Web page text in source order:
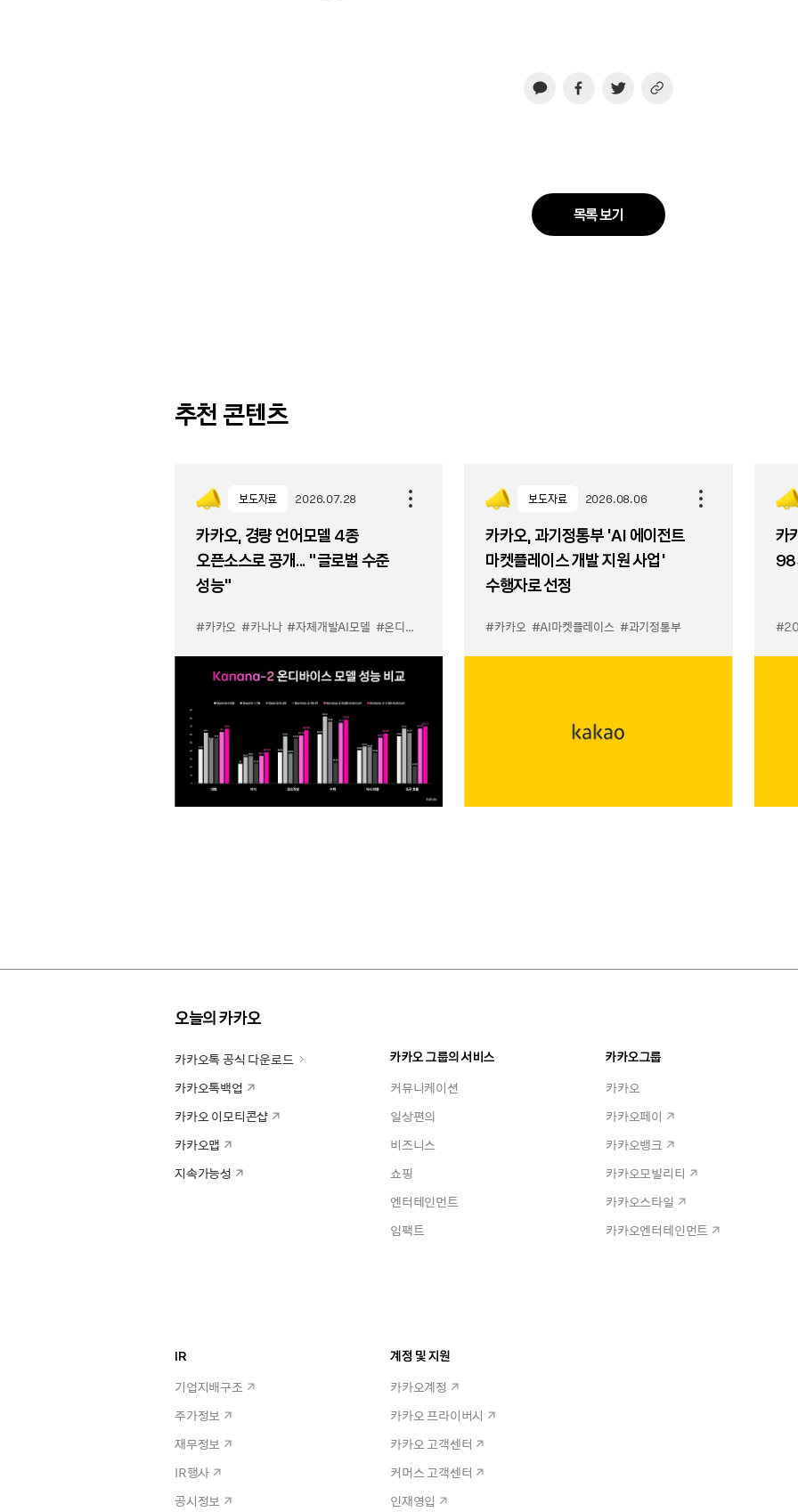
목록 보기
추천 콘텐츠
보도자료 2026.07.28
카카오, 경량 언어모델 4종
오픈소스로 공개... “글로벌 수준
성능”
#카카오 #카나나 #자체개발AI모델 #온디바이스
보도자료 2026.08.06
카카오, 과기정통부 ‘AI 에이전트
마켓플레이스 개발 지원 사업’
수행자로 선정
#카카오 #AI마켓플레이스 #과기정통부
카
오늘의 카카오
카카오톡 공식 다운로드
카카오톡백업
카카오 이모티콘샵
카카오맵
지속가능성
카카오 그룹의 서비스
커뮤니케이션
일상편의
비즈니스
쇼핑
엔터테인먼트
임팩트
카카오그룹
카카오
카카오페이
카카오뱅크
카카오모빌리티
카카오스타일
카카오엔터테인먼트
IR
기업지배구조
주가정보
재무정보
IR행사
공시정보
계정 및 지원
카카오계정
카카오 프라이버시
카카오 고객센터
커머스 고객센터
인재영입